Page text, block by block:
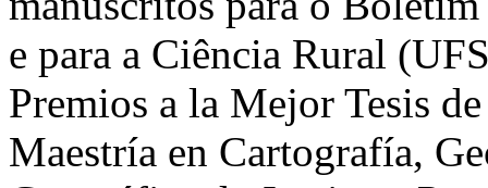
e para a Ciência Rural
Premios a la Mejor Tesis
Maestría en Cartografía,